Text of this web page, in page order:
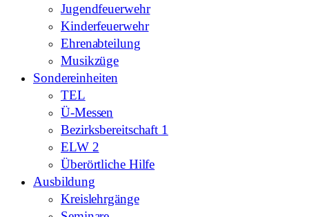
Jugendfeuerwehr
Kinderfeuerwehr
Ehrenabteilung
Musikzüge
Sondereinheiten
TEL
Ü-Messen
Bezirksbereitschaft 1
ELW 2
Überörtliche Hilfe
Ausbildung
Kreislehrgänge